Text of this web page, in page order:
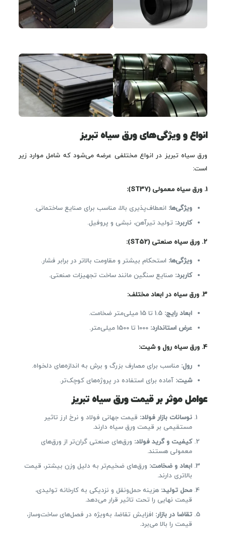
انواع و ویژگی‌های ورق سیاه تبریز
ورق سیاه تبریز در انواع مختلفی عرضه می‌شود که شامل موارد زیر
است:
1. ورق سیاه معمولی(ST37):
ویژگی‌ها: انعطاف‌پذیری بالا، مناسب برای صنایع ساختمانی.
کاربرد: تولید تیرآهن، نبشی و پروفیل.
2. ورق سیاه صنعتی(ST52):
ویژگی‌ها: استحکام بیشتر و مقاومت بالاتر در برابر فشار.
کاربرد: صنایع سنگین مانند ساخت تجهیزات صنعتی.
3. ورق سیاه در ابعاد مختلف:
ابعاد رایج:
عرض استاندارد:
4. ورق سیاه رول و شیت:
رول: مناسب برای مصارف بزرگ و برش به اندازه‌های دلخواه.
شیت: آماده برای استفاده در پروژه‌های کوچک‌تر.
عوامل موثر بر قیمت ورق سیاه تبریز
نوسانات بازار فولاد: قیمت جهانی فولاد و نرخ ارز تاثیر
مستقیمی بر قیمت ورق سیاه دارند.
کیفیت و گرید فولاد: ورق‌های صنعتی گران‌تر از ورق‌های
معمولی هستند.
ابعاد و ضخامت: ورق‌های ضخیم‌تر به دلیل وزن بیشتر، قیمت
بالاتری دارند.
محل تولید: هزینه حمل‌ونقل و نزدیکی به کارخانه تولیدی،
قیمت نهایی را تحت تاثیر قرار می‌دهد.
تقاضا در بازار: افزایش تقاضا، به‌ویژه در فصل‌های ساخت‌وساز،
قیمت را بالا می‌برد.